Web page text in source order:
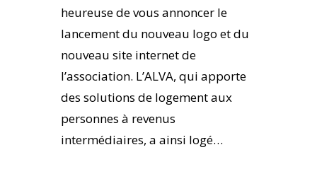
heureuse de vous annoncer le
lancement du nouveau logo et du
nouveau site internet de
l’association. L’ALVA, qui apporte
des solutions de logement aux
personnes à revenus
intermédiaires, a ainsi logé…